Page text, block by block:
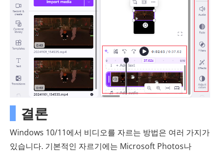
결론
Windows 10/11에서 비디오를 자르는 방법은 여러 가지가
있습니다. 기본적인 자르기에는 Microsoft Photos나